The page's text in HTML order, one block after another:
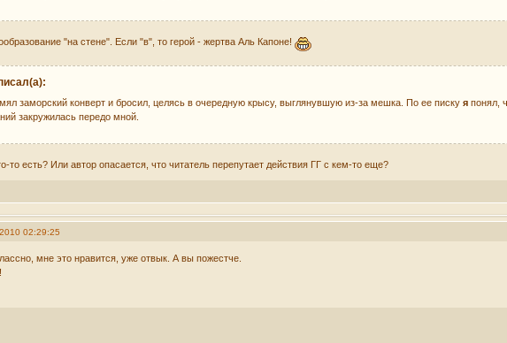
"на стене". Если "в", то герой - жертва Аль Капоне!
заморский конверт и бросил, целясь в очередную крысу, выглянувшую из-за мешка. По ее пискуяпонял,
закружилась передо мной.
то есть? Или автор опасается, что читатель перепутает действия ГГ с кем-то еще?
02:29:25
мне это нравится, уже отвык. А вы пожестче.